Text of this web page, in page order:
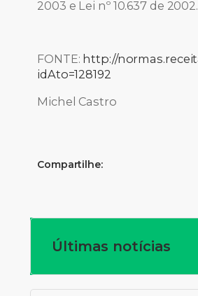
2003 e Lei nº 10.637 de 2002.
FONTE: http://
idAto=128192
Michel Castro
Compartilhe:
Últimas notícias